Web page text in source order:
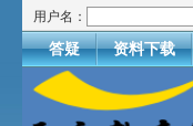
用户名：
答疑 资料下载